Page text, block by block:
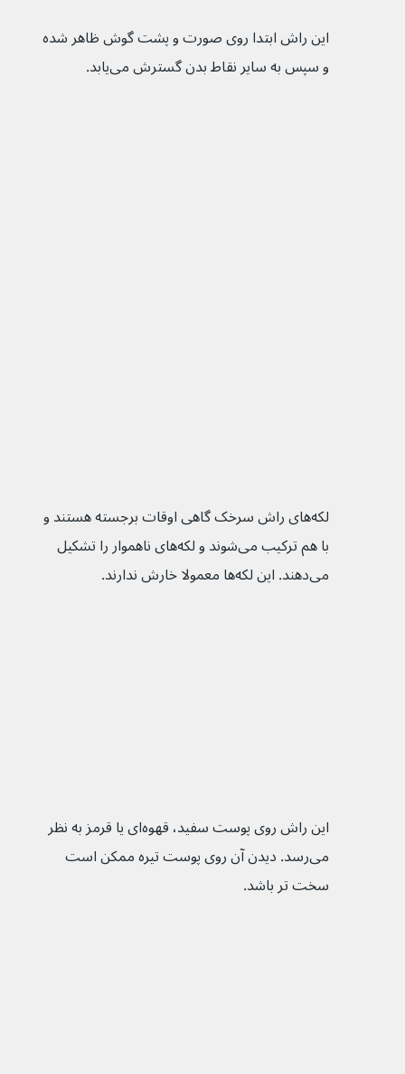
این راش‌ ابتدا روی صورت و پشت گوش ظاهر شده
و سپس به سایر نقاط بدن گسترش می‌یابد.
لکه‌های راش‌ سرخک گاهی اوقات برجسته هستند و
با هم ترکیب می‌شوند و لکه‌های ناهموار را تشکیل
می‌دهند. این لکه‌ها معمولا خارش ندارند.
این راش‌ روی پوست سفید، قهوه‌ای یا قرمز به نظر
می‌رسد. دیدن آن روی پوست تیره ممکن است
سخت تر باشد.